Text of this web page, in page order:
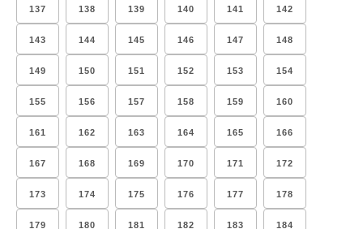
137 138 139 140 141 142
143 144 145 146 147 148
149 150 151 152 153 154
155 156 157 158 159 160
161 162 163 164 165 166
167 168 169 170 171 172
173 174 175 176 177 178
179 180 181 182 183 184